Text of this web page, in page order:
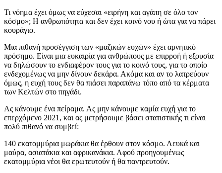
Τι νόημα έχει όμως να εύχεσαι «ειρήνη και αγάπη σε όλο τον
κόσμο»; Η ανθρωπότητα και δεν έχει κοινό νου ή ώτα για να πάρει
κουράγιο.
Μια πιθανή προσέγγιση των «μαζικών ευχών» έχει αρνητικό
πρόσημο. Είναι μια ευκαιρία για ανθρώπους με επιρροή ή εξουσία
να δηλώσουν το ενδιαφέρον τους για το κοινό τους, για το οποίο
ενδεχομένως να μην δίνουν δεκάρα. Ακόμα και αν το λατρεύουν
όμως, η ευχή τους δεν θα πιάσει παραπάνω τόπο από τα κέρματα
των Κελτών στο πηγάδι.
Ας κάνουμε ένα πείραμα. Ας μην κάνουμε καμία ευχή για το
επερχόμενο 2021, και ας μετρήσουμε βάσει στατιστικής τι είναι
πολύ πιθανό να συμβεί:
140 εκατομμύρια μωράκια θα έρθουν στον κόσμο. Λευκά και
μαύρα, ασιατάκια και αφρικανάκια. Αφού προηγουμένως
εκατομμύρια νέοι θα ερωτευτούν ή θα παντρευτούν.